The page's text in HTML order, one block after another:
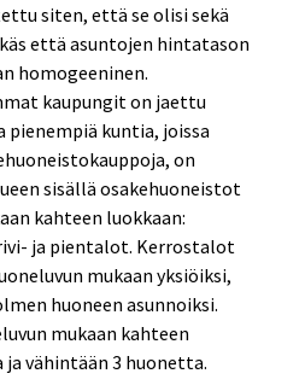
siten, että se olisi sekä
että asuntojen hintatason
homogeeninen.
kaupungit on jaettu
pienempiä kuntia, joissa
on
sisällä osakehuoneistot
kahteen luokkaan:
ja pientalot. Kerrostalot
mukaan yksiöiksi,
huoneen asunnoiksi.
mukaan kahteen
vähintään 3 huonetta.